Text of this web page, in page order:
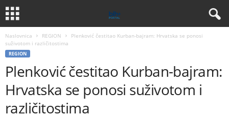
Naslovnica REGION
Plenković čestitao Kurban-bajram: Hrvatska se ponosi
suživotom i različitostima
REGION
Plenković čestitao Kurban-bajram:
Hrvatska se ponosi suživotom i
različitostima